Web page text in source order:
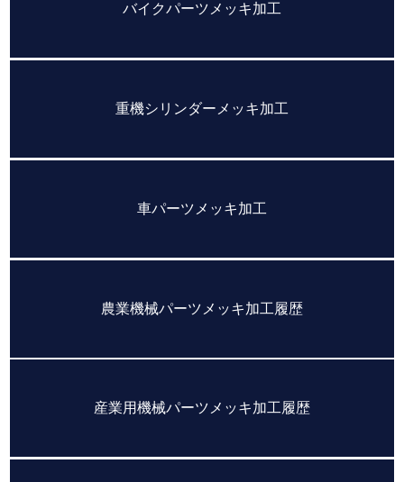
バイクパーツメッキ加工
重機シリンダーメッキ加工
車パーツメッキ加工
農業機械パーツメッキ加工履歴
産業用機械パーツメッキ加工履歴